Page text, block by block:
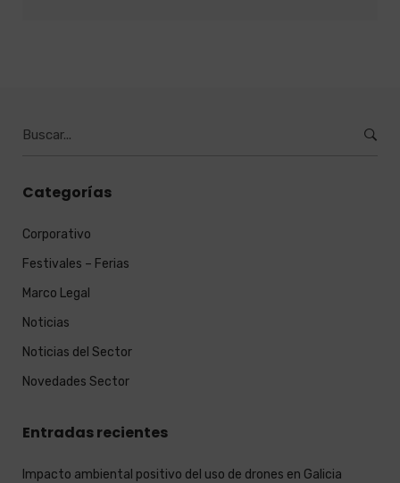
Categorías
Corporativo
Festivales – Ferias
Marco Legal
Noticias
Noticias del Sector
Novedades Sector
Entradas recientes
Impacto ambiental positivo del uso de drones en Galicia